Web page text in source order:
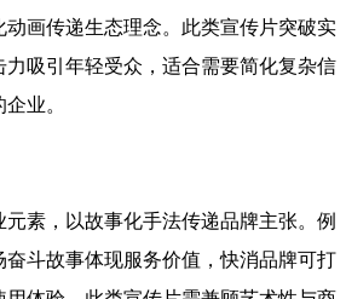
画传递生态理念。此类宣传片突破实
吸引年轻受众，适合需要简化复杂信
业。
素，以故事化手法传递品牌主张。例
斗故事体现服务价值，快消品牌可打